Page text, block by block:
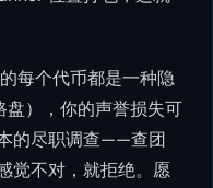
每个代币都是一种隐
），你的声誉损失可
的尽职调查——查团
觉不对，就拒绝。愿